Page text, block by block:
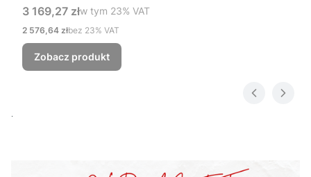
Cena brutto
3 169,27 złw tym %s VAT
w tym 23% VAT
Cena netto
2 576,64 złbez 23% VAT
Zobacz produkt